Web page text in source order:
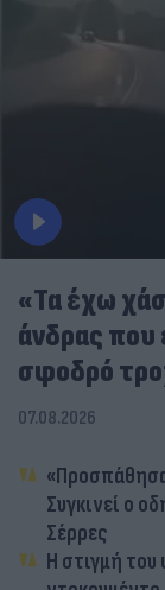
«Τα έχω
άνδρας που
σφοδρό
07.08.2026
Συγκινεί ο
Σέρρες
Η στιγμή του